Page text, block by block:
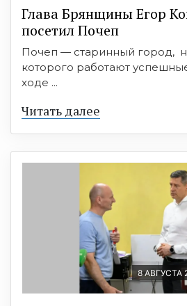
Глава Брянщины Егор
посетил Почеп
Почеп — старинный город,
которого работают
ходе ...
Читать далее
8 АВГУСТА